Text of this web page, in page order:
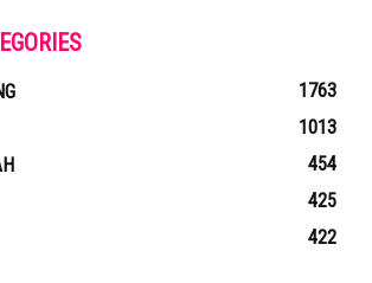
1763
1013
454
425
422